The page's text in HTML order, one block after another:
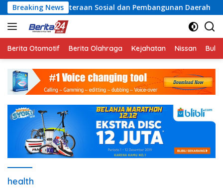
Langsung
ke
konten
Breaking NewsSosial dan Pembangunan Daerah
Berita Otomotif Berita Olahraga Kejahatan Nissan
health